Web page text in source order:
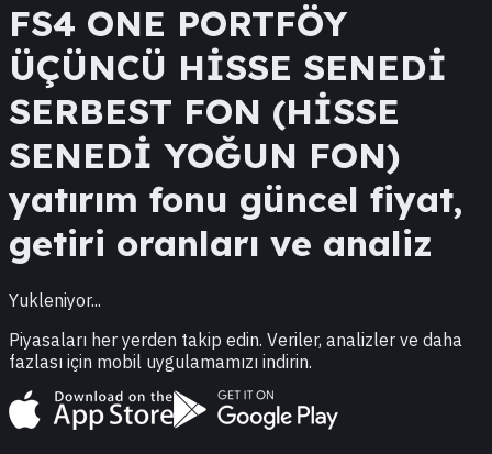
FS4 ONE PORTFÖY
ÜÇÜNCÜ HİSSE SENEDİ
SERBEST FON (HİSSE
SENEDİ YOĞUN FON)
yatırım fonu güncel fiyat,
getiri oranları ve analiz
Yukleniyor...
Piyasaları her yerden takip edin. Veriler, analizler ve daha
fazlası için mobil uygulamamızı indirin.